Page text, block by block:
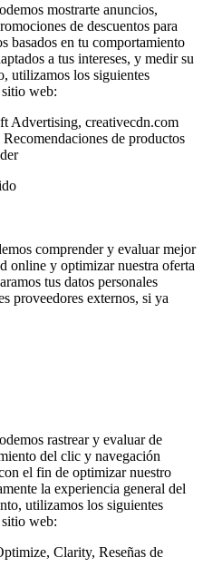
mostrarte anuncios,
de descuentos para
basados en tu comportamiento
a tus intereses, y medir su
utilizamos los siguientes
sitio web:
Advertising, creativecdn.com
de productos
comprender y evaluar mejor
online y optimizar nuestra oferta
tus datos personales
proveedores externos, si ya
rastrear y evaluar de
del clic y navegación
el fin de optimizar nuestro
la experiencia general del
utilizamos los siguientes
sitio web:
Clarity, Reseñas de